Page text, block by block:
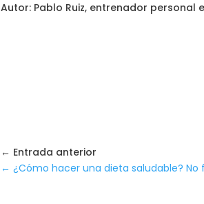
Autor: Pablo Ruiz, entrenador personal
← Entrada anterior
←¿Cómo hacer una dieta saludable? No